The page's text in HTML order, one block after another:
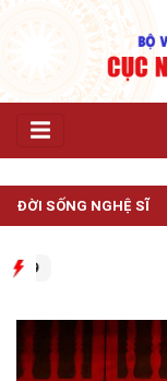
ĐỜI SỐNG NGHỆ SĨ